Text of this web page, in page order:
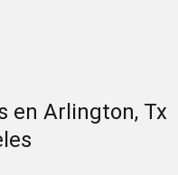
en Arlington, Tx